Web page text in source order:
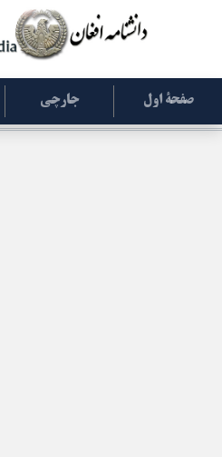
صفحۀ اول جارچی